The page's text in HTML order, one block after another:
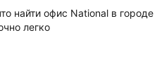
найти офис National в городе
легко